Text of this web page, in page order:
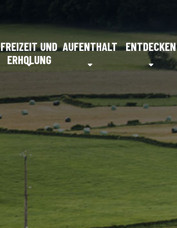
FREIZEIT UND
ERHOLUNG
AUFENTHALT ENTDECKEN